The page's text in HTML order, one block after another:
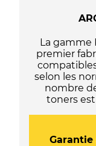
La gamme
premier
selon les
nombre
toners
Garantie